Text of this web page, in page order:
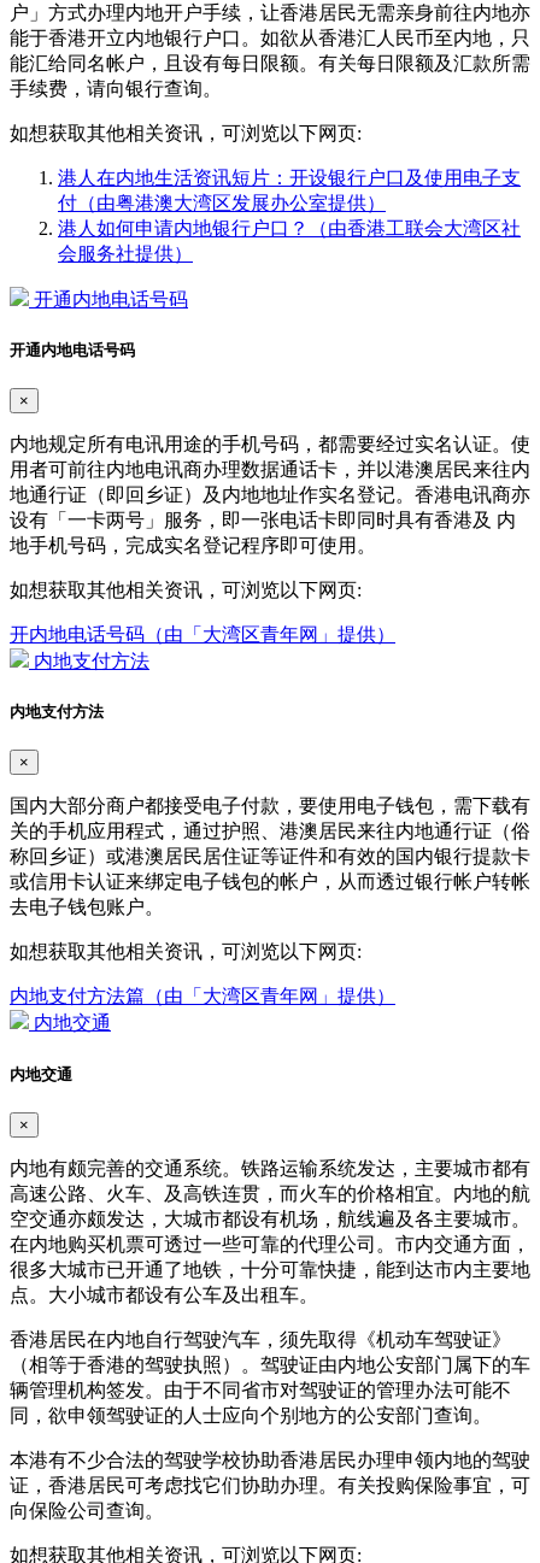
户」方式办理内地开户手续，让香港居民无需亲身前往内地亦
能于香港开立内地银行户口。如欲从香港汇人民币至内地，只
能汇给同名帐户，且设有每日限额。有关每日限额及汇款所需
手续费，请向银行查询。
如想获取其他相关资讯，可浏览以下网页:
港人在内地生活资讯短片：开设银行户口及使用电子支
付（由粤港澳大湾区发展办公室提供）
港人如何申请内地银行户口？（由香港工联会大湾区社
会服务社提供）
开通内地电话号码
开通内地电话号码
×
内地规定所有电讯用途的手机号码，都需要经过实名认证。使
用者可前往内地电讯商办理数据通话卡，并以港澳居民来往内
地通行证（即回乡证）及内地地址作实名登记。香港电讯商亦
设有「一卡两号」服务，即一张电话卡即同时具有香港及 内
地手机号码，完成实名登记程序即可使用。
如想获取其他相关资讯，可浏览以下网页:
开内地电话号码（由「大湾区青年网」提供）
内地支付方法
内地支付方法
×
国内大部分商户都接受电子付款，要使用电子钱包，需下载有
关的手机应用程式，通过护照、港澳居民来往内地通行证（俗
称回乡证）或港澳居民居住证等证件和有效的国内银行提款卡
或信用卡认证来绑定电子钱包的帐户，从而透过银行帐户转帐
去电子钱包账户。
如想获取其他相关资讯，可浏览以下网页:
内地支付方法篇（由「大湾区青年网」提供）
内地交通
内地交通
×
内地有颇完善的交通系统。铁路运输系统发达，主要城市都有
高速公路、火车、及高铁连贯，而火车的价格相宜。内地的航
空交通亦颇发达，大城市都设有机场，航线遍及各主要城市。
在内地购买机票可透过一些可靠的代理公司。市内交通方面，
很多大城市已开通了地铁，十分可靠快捷，能到达市内主要地
点。大小城市都设有公车及出租车。
香港居民在内地自行驾驶汽车，须先取得《机动车驾驶证》
（相等于香港的驾驶执照）。驾驶证由内地公安部门属下的车
辆管理机构签发。由于不同省市对驾驶证的管理办法可能不
同，欲申领驾驶证的人士应向个别地方的公安部门查询。
本港有不少合法的驾驶学校协助香港居民办理申领内地的驾驶
证，香港居民可考虑找它们协助办理。有关投购保险事宜，可
向保险公司查询。
如想获取其他相关资讯，可浏览以下网页: